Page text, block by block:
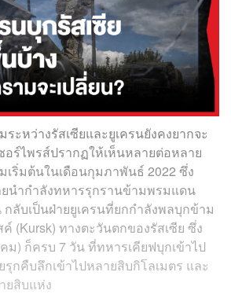
ะหว่างรัสเซียและยูเครนยังคงยากจะ
อร์ไพรส์ปรากฏให้เห็นหลายต่อหลาย
เริ่มต้นในเดือนกุมภาพันธ์ 2022 ซึ่ง
นำกำลังทหารรุกรานข้ามพรมแดน
ลับเป็นฝ่ายยูเครนที่ยกกำลังพลบุกข้าม
(Kursk) ทางตะวันตกของรัสเซีย ซึ่ง
ม) ก็ครบ 7 วัน ที่ทหารเคียฟบุกเข้าไป
กคืบลึกเข้าไปหลายสิบกิโลเมตร และ
ยสิบแห่ง